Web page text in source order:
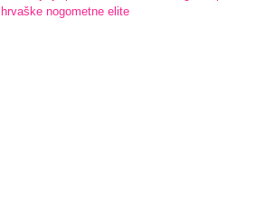
hrvaške nogometne elite